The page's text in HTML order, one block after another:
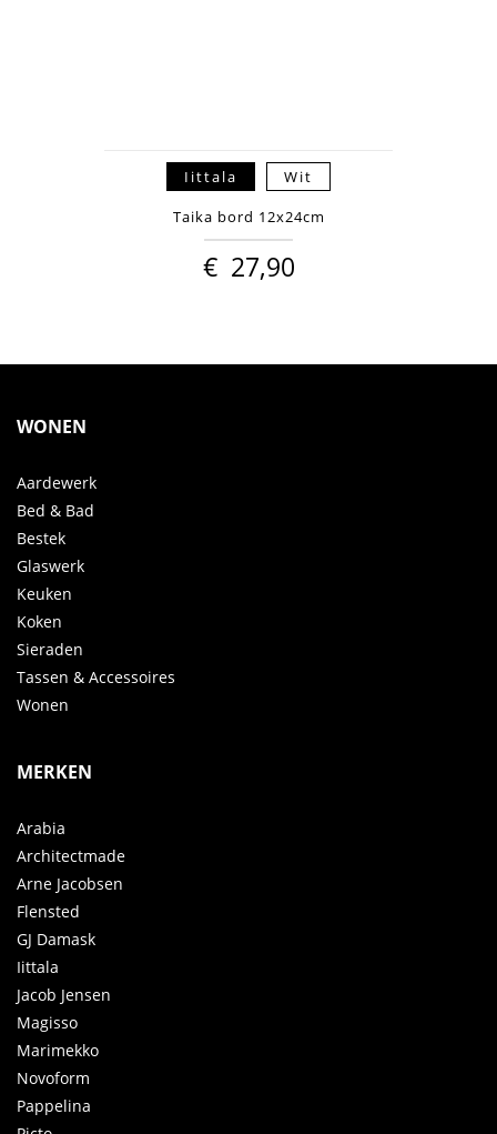
Iittala Wit
Taika bord 12x24cm
€ 27,90
WONEN
Aardewerk
Bed & Bad
Bestek
Glaswerk
Keuken
Koken
Sieraden
Tassen & Accessoires
Wonen
MERKEN
Arabia
Architectmade
Arne Jacobsen
Flensted
GJ Damask
Iittala
Jacob Jensen
Magisso
Marimekko
Novoform
Pappelina